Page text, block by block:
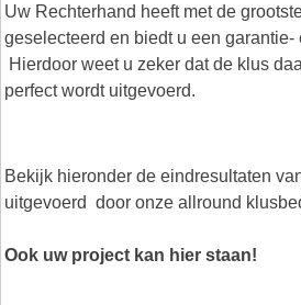
Uw Rechterhand heeft met de
geselecteerd en biedt u een
Hierdoor weet u zeker dat de klus
perfect wordt uitgevoerd.
Bekijk hieronder de eindresultaten
uitgevoerd door onze allround
Ook uw project kan hier staan!